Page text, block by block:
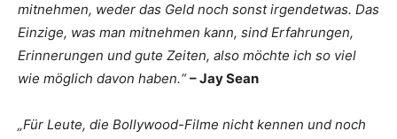
mitnehmen, weder das Geld noch sonst irgendetwas. Das
Einzige, was man mitnehmen kann, sind Erfahrungen,
Erinnerungen und gute Zeiten, also möchte ich so viel
wie möglich davon haben.“– Jay Sean
„Für Leute, die Bollywood-Filme nicht kennen und noch